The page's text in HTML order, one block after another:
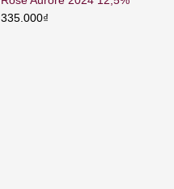
335.000₫